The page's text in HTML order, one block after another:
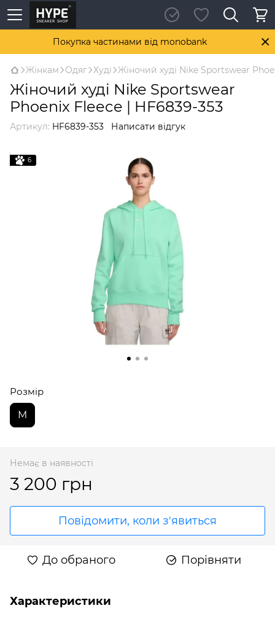
Покупка частинами від monobank
Жінкам Одяг Худі Жіночий худі Nike Sportswear
Жіночий худі Nike Sportswear
Phoenix Fleece | HF6839-353
Артикул: HF6839-353 Написати відгук
6
Розмір
M
Немає в наявності
3 200 грн
Повідомити, коли з'явиться
До обраного Порівняти
Характеристики